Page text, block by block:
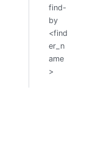
find-
by
<find
er_n
ame
>